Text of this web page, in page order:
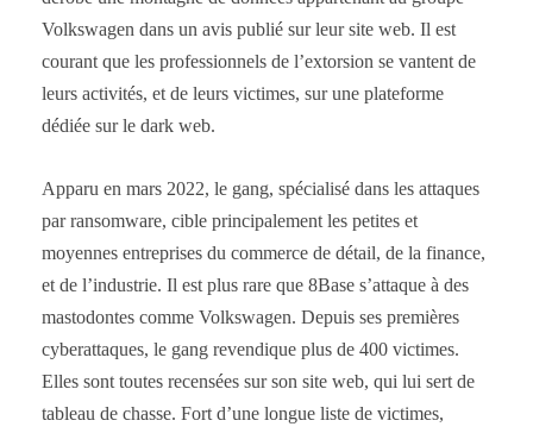
Volkswagen dans un avis publié sur leur site web. Il est
courant que les professionnels de l’extorsion se vantent de
leurs activités, et de leurs victimes, sur une plateforme
dédiée sur le dark web.
Apparu en mars 2022, le gang, spécialisé dans les attaques
par ransomware, cible principalement les petites et
moyennes entreprises du commerce de détail, de la finance,
et de l’industrie. Il est plus rare que 8Base s’attaque à des
mastodontes comme Volkswagen. Depuis ses premières
cyberattaques, le gang revendique plus de 400 victimes.
Elles sont toutes recensées sur son site web, qui lui sert de
tableau de chasse. Fort d’une longue liste de victimes,